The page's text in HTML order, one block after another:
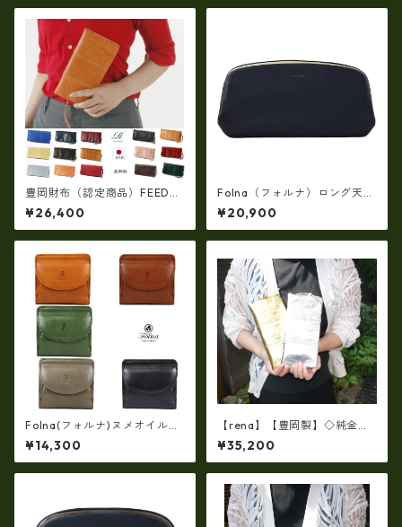
豊岡財布（認定商品）FEEDBA
G【豊岡製】（15color）スペ
イン仔牛革製☆手絞りオイル
レザーラウンドファスナー 長
¥26,400
Folna（フォルナ）ロング天溝
がま口長財布(牛革製・日本
製）fo-2993878
¥20,900
Folna(フォルナ)ヌメオイルシ
ュリンク 二つ折り財布 (日本
製） fo-2993801
¥14,300
【rena】【豊岡製】◇純金箔
革製品・限定生産☆スペイン
牛革（仔牛革）手絞り＆オイ
ルレザー長財布 rj－0071【国
¥35,200